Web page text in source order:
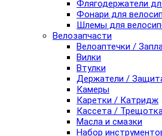
Флягодержатели
Фонари для
Шлемы для
Велозапчасти
Велоаптечки /
Вилки
Втулки
Держатели /
Камеры
Каретки / Катридж
Кассета /
Масла и смазки
Набор